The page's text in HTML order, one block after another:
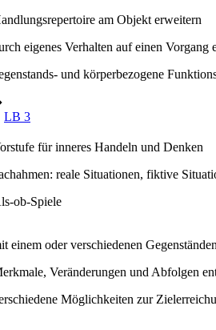
am Objekt erweitern
eigenes Verhalten auf einen Vorgang
und körperbezogene
LB 3
für inneres Handeln und Denken
reale Situationen, fiktive
ob-Spiele
einem oder verschiedenen
Veränderungen und Abfolgen
Möglichkeiten zur